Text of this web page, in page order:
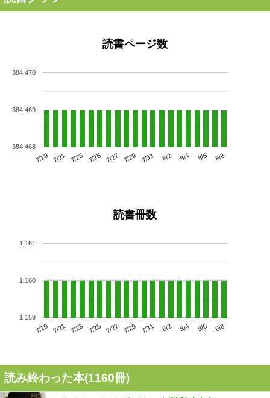
読書ページ数
7/19 7/21 7/23 7/25 7/27 7/29 7/31 8/2 8/4 8/6 8/8
384,468
384,469
384,470
読書冊数
7/19 7/21 7/23 7/25 7/27 7/29 7/31 8/2 8/4 8/6 8/8
1,159
1,160
1,161
読み終わった本(1160冊)